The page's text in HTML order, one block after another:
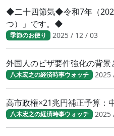
◆二十四節気◆令和7年（
つ）」です。◆
季節のお便り 2025 / 12 / 03
外国人のビザ要件強化の背景
八木宏之の経済時事ウォッチ 2025
高市政権×21兆円補正予算：
八木宏之の経済時事ウォッチ 2025